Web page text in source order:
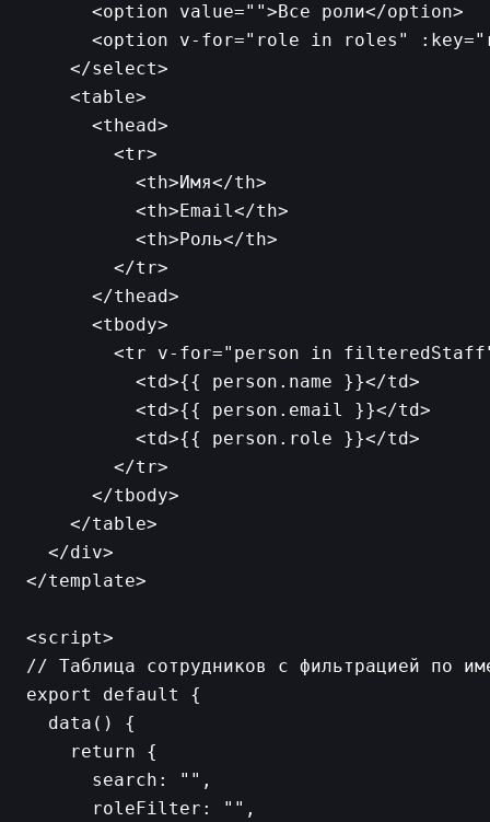
      <option value="">Все роли</option>
<option v-for="role in roles"
    </select>
    <table>
      <thead>
        <tr>
          <th>Имя</th>
          <th>Email</th>
          <th>Роль</th>
        </tr>
      </thead>
      <tbody>
<tr v-for="person in
          <td>{{ person.name }}</td>
          <td>{{ person.email }}</td>
          <td>{{ person.role }}</td>
        </tr>
      </tbody>
    </table>
  </div>
</template>
<script>
// Таблица сотрудников с фильтрацией по
export default {
  data() {
    return {
      search: "",
      roleFilter: "",